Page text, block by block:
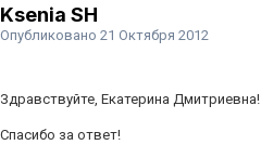
Ksenia SH
Опубликовано 21 Октября 2012
Здравствуйте, Екатерина Дмитриевна!
Спасибо за ответ!